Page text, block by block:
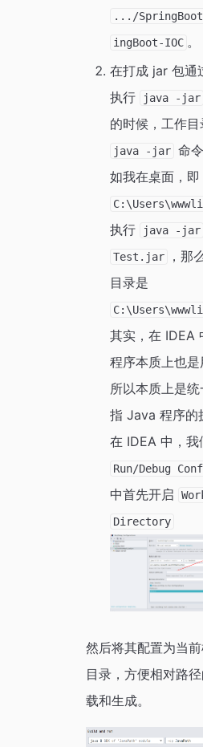
.../
ingBoot-IOC 。
在打成 jar 包通
执行
java -jar
的时候，工作
java -jar 命
如我在桌面，即
执行
java -jar
Test.jar
，那
目录是
其实，在 IDEA
程序本质上也是
所以本质上是
指 Java 程序的
在 IDEA 中，我
Run/Debug
中首先开启
Directory
然后将其配置为当
目录，方便相对路
载和生成。